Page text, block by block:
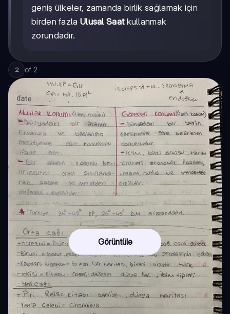
geniş ülkeler, zamanda birlik sağlamak için
birden fazla Ulusal Saatkullanmak
zorundadır.
2 of 2
Görüntüle